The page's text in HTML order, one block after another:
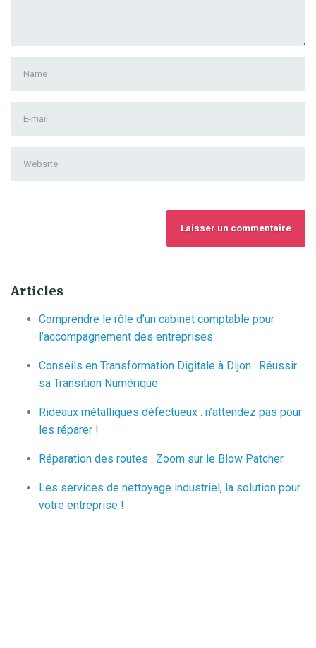
Last
name*
Address*
Articles
Comprendre le rôle d’un cabinet comptable pour
l’accompagnement des entreprises
Conseils en Transformation Digitale à Dijon : Réussir
sa Transition Numérique
Rideaux métalliques défectueux : n’attendez pas pour
les réparer !
Réparation des routes : Zoom sur le Blow Patcher
Les services de nettoyage industriel, la solution pour
votre entreprise !